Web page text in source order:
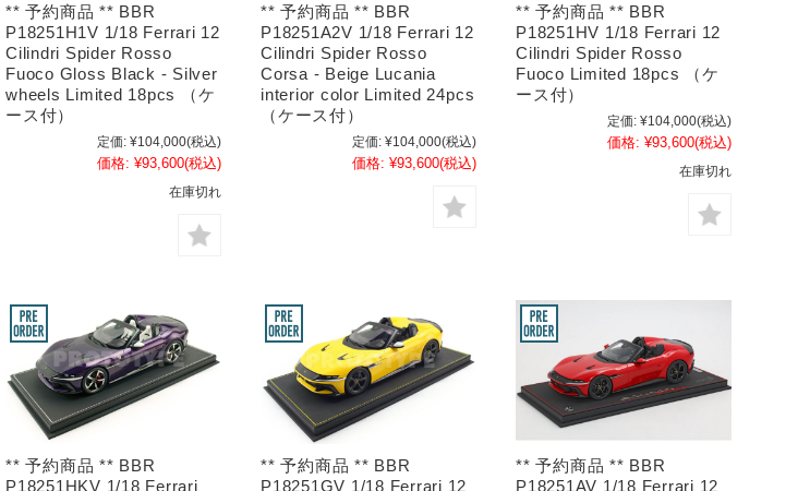
** 予約商品 ** BBR
P18251H1V 1/18 Ferrari 12
Cilindri Spider Rosso
Fuoco Gloss Black - Silver
wheels Limited 18pcs （ケ
ース付）
定価: ¥104,000(税込)
価格: ¥93,600(税込)
在庫切れ
** 予約商品 ** BBR
P18251A2V 1/18 Ferrari 12
Cilindri Spider Rosso
Corsa - Beige Lucania
interior color Limited 24pcs
（ケース付）
定価: ¥104,000(税込)
価格: ¥93,600(税込)
** 予約商品 ** BBR
P18251HV 1/18 Ferrari 12
Cilindri Spider Rosso
Fuoco Limited 18pcs （ケ
ース付）
定価: ¥104,000(税込)
価格: ¥93,600(税込)
在庫切れ
** 予約商品 ** BBR
P18251HKV 1/18 Ferrari
** 予約商品 ** BBR
P18251GV 1/18 Ferrari 12
** 予約商品 ** BBR
P18251AV 1/18 Ferrari 12